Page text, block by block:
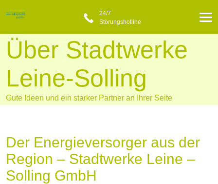
24/7
Störungshotline
Über Stadtwerke
Leine-Solling
Gute Ideen und ein starker Partner an Ihrer Seite
Der Energieversorger aus der
Region – Stadtwerke Leine –
Solling GmbH